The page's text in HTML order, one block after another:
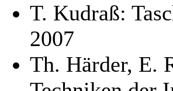
T. Kudraß:
2007
Th. Härder, E.